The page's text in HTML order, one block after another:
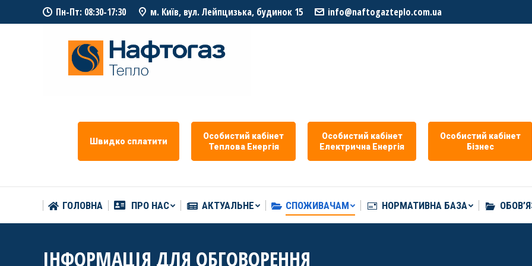
Пн-Пт: 08:30-17:30 м. Київ, вул. Лейпцизька, будинок 15 info@naftogazteplo.com.ua
Швидко сплатити
Особистий кабiнет
Теплова Eнергiя
Особистий кабiнет
Eлектрична Eнергія
Особистий кабiнет
Бізнес
ГОЛОВНА ПРО НАС АКТУАЛЬНЕ СПОЖИВАЧАМ НОРМАТИВНА БАЗА
ІНФОРМАЦІЯ ДЛЯ ОБГОВОРЕННЯ
ГОЛОВНА ПРО НАС АКТУАЛЬНЕ СПОЖИВАЧАМ НОРМАТИВНА БАЗА